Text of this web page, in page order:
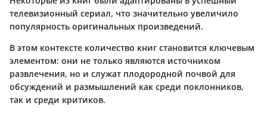
телевизионный сериал, что значительно увеличило
популярность оригинальных произведений.
В этом контексте количество книг становится ключевым
элементом: они не только являются источником
развлечения, но и служат плодородной почвой для
обсуждений и размышлений как среди поклонников,
так и среди критиков.